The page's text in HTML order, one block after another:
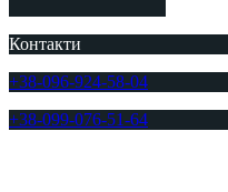
Контакти
+38-096-924-58-04
+38-099-076-51-64